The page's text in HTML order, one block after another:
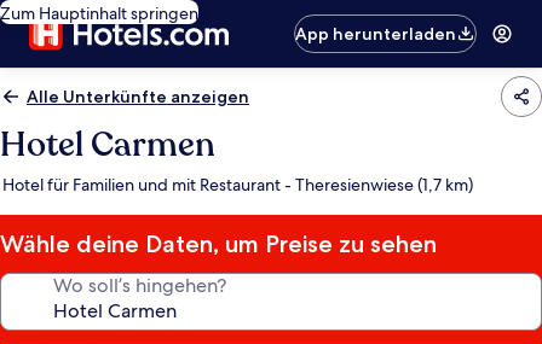
Zum Hauptinhalt springen
App herunterladen
Alle Unterkünfte anzeigen
Hotel Carmen
Hotel für Familien und mit Restaurant - Theresienwiese (1,7 km)
Wähle deine Daten, um Preise zu sehen
Wo soll’s hingehen?